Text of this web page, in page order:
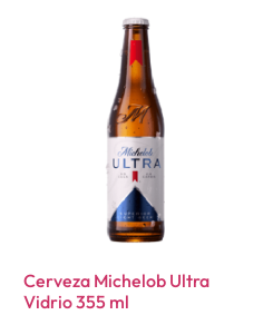
Cerveza Michelob Ultra
Vidrio 355 ml